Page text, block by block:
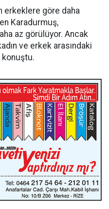
erkeklere göre daha
Karadurmuş,
az görülüyor. Ancak
ve erkek arasındaki
konuştu.